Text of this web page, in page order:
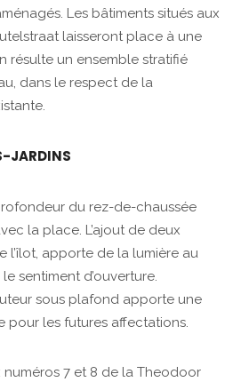
Les bâtiments situés aux
laisseront place à une
résulte un ensemble stratifié
dans le respect de la
JARDINS
du rez-de-chaussée
la place. L’ajout de deux
l’îlot, apporte de la lumière au
sentiment d’ouverture.
sous plafond apporte une
pour les futures affectations.
numéros 7 et 8 de la Theodoor